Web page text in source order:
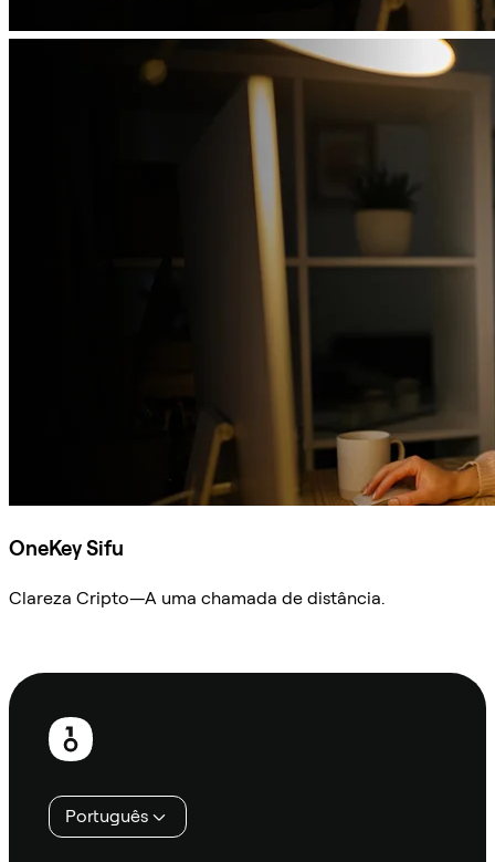
OneKey Sifu
Clareza Cripto—A uma chamada de distância.
Rodapé
Português